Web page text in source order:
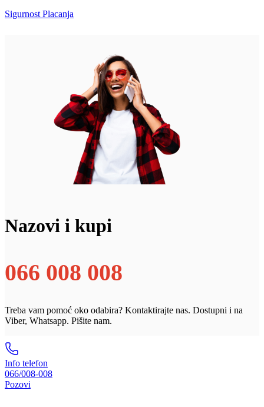
Sigurnost Placanja
Nazovi i kupi
066 008 008
Treba vam pomoć oko odabira? Kontaktirajte nas. Dostupni i na
Viber, Whatsapp. Pišite nam.
Info telefon
066/008-008
Pozovi